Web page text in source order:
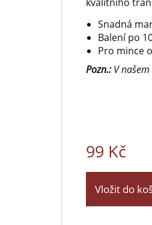
Snadná
Balení po
Pro mince
Pozn.:V našem
99 Kč
Vložit do